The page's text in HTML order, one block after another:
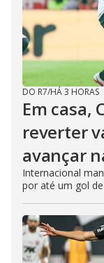
DO R7/HÁ 3 HORAS
Em casa,
reverter
avançar
Internacional
por até um gol